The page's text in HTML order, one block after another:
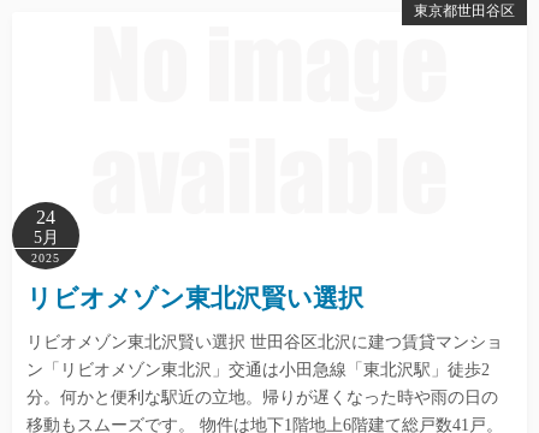
東京都世田谷区
24
5月
2025
リビオメゾン東北沢賢い選択
リビオメゾン東北沢賢い選択 世田谷区北沢に建つ賃貸マンショ
ン「リビオメゾン東北沢」交通は小田急線「東北沢駅」徒歩2
分。何かと便利な駅近の立地。帰りが遅くなった時や雨の日の
移動もスムーズです。 物件は地下1階地上6階建て総戸数41戸。